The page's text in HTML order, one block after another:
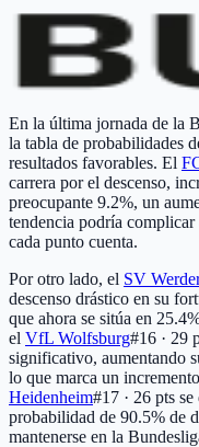
En la última jornada de la
la tabla de probabilidades
resultados favorables. El
carrera por el descenso,
preocupante 9.2%, un
tendencia podría
cada punto cuenta.
Por otro lado, el SV
descenso drástico en su
que ahora se sitúa en
el VfL Wolfsburg#16 · 29
significativo, aumentando
lo que marca un
Heidenheim#17 · 26 pts se
probabilidad de 90.5% de
mantenerse en la